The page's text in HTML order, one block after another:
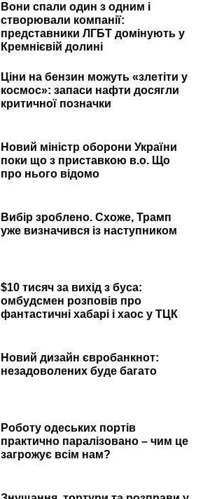
Вони спали один з одним і
створювали компанії:
представники ЛГБТ домінують у
Кремнієвій долині
Ціни на бензин можуть «злетіти у
космос»: запаси нафти досягли
критичної позначки
Новий міністр оборони України
поки що з приставкою в.о. Що
про нього відомо
Вибір зроблено. Схоже, Трамп
уже визначився із наступником
$10 тисяч за вихід з буса:
омбудсмен розповів про
фантастичні хабарі і хаос у ТЦК
Новий дизайн євробанкнот:
незадоволених буде багато
Роботу одеських портів
практично паралізовано – чим це
загрожує всім нам?